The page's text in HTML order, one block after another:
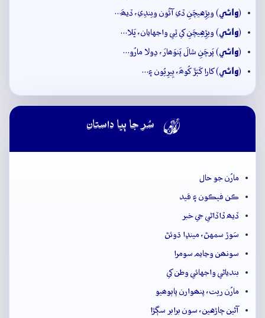
(وائِي) ويڙِهيچَنِ ڏي آئُون ويندِي، ڏيھَ…
(وائِي) ويڙِهِيچَنِ کي ٿِي واجهايان، ڀَلا…
(وائِي) پَرچَنِ شالَ پَنوَھارَ، ڍولا مارُو…
(وائِي) کارا کَٻَڙَ کُوھَ، ٻِيرِيُون ۽…
 سُر جا ٻيا داستان
مارُن جو حال
ڪن فيڪون ۽ قيد
ڏيھ ڏاڏاڻي جي خبر
سَوڙ سمهڻ، مينڍا ڌوئڻ
سونھن وڃايم سومرا
بندياڻي واجهائي وطن کي
مارُن ريت، پنھوارن پاٻوھيو
آڻين چاڙهين، سون برابر سڳڙا